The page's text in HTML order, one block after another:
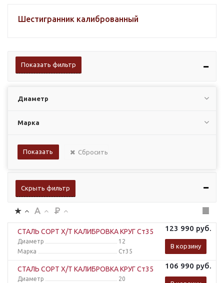
Шестигранник калиброванный
Показать фильтр
Диаметр
Марка
Сбросить
Скрыть фильтр
СТАЛЬ СОРТ Х/Т КАЛИБРОВКА КРУГ Ст35
Диаметр
12
Марка
Ст35
123 990 руб.
В корзину
СТАЛЬ СОРТ Х/Т КАЛИБРОВКА КРУГ Ст35
Диаметр
20
106 990 руб.